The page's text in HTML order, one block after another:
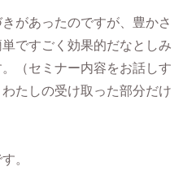
があったのですが、豊かさ
ですごく効果的だなとしみ
（セミナー内容をお話しす
たしの受け取った部分だけ
。